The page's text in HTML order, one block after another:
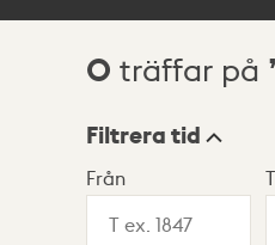
Sökresultat
0 träffar på
Visningsläge
Filtrera tid
Från